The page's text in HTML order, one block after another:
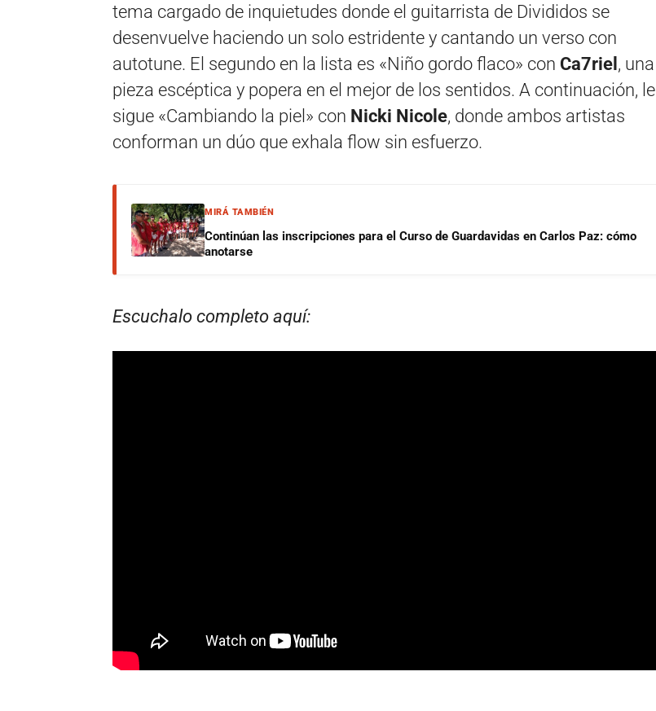
tema cargado de inquietudes donde el guitarrista de Divididos se
desenvuelve haciendo un solo estridente y cantando un verso con
autotune. El segundo en la lista es «Niño gordo flaco» con Ca7riel , una
pieza escéptica y popera en el mejor de los sentidos. A continuación, le
sigue «Cambiando la piel» con Nicki Nicole, donde ambos artistas
conforman un dúo que exhala flow sin esfuerzo.
MIRÁ TAMBIÉN
Continúan las inscripciones para el Curso de Guardavidas en Carlos Paz: cómo
anotarse
Escuchalo completo aquí: